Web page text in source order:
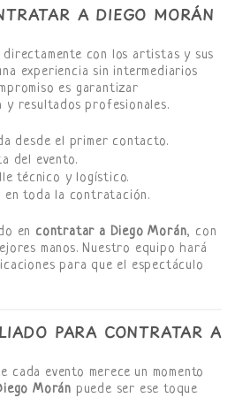
A DIEGO MORÁN
directamente con los artistas y sus
experiencia sin intermediarios
es garantizar
resultados profesionales.
desde el primer contacto.
del evento.
técnico y logístico.
en toda la contratación.
en contratar a Diego Morán, con
manos. Nuestro equipo hará
para que el espectáculo
PARA CONTRATAR A
cada evento merece un momento
Morán puede ser ese toque